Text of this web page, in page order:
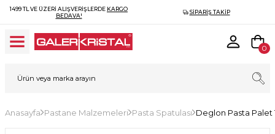
1499 TL VE ÜZERI ALIŞVERIŞLERDE KARGO
BEDAVA!
SIPARIŞ TAKIP
0
Anasayfa Pastane Malzemeleri Pasta Spatulası Deglon Pasta Palet